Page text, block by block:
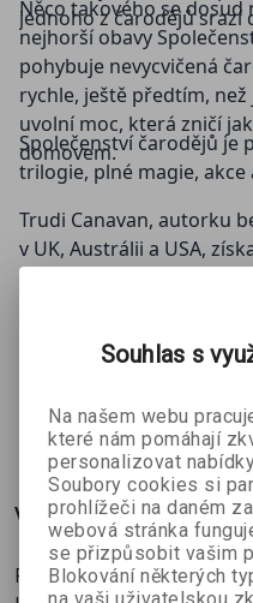
jednoho z čarodějů srazí
Něco takového se
nejhorší obavy
pohybuje nevycvičená
rychle, ještě předtím,
uvolní moc, která zničí
domovem.
Společenství čarodějů je
trilogie, plné magie,
Trudi Canavan, autorku
v UK, Austrálii a USA,
za nejlepší fantasy příběh.
Sonea: Společenství
Více o knize
První dotisk!
Souhlas s
Na našem webu
které nám pomáhají
personalizovat
Soubory cookies si
prohlížeči na daném
webová stránka
se přizpůsobit vašim
Blokování některých
na vaši uživatelskou